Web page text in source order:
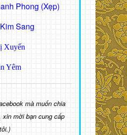
Phong (Xẹp)
Sang
Xuyến
Yêm
mà muốn chia
mời bạn cung cấp